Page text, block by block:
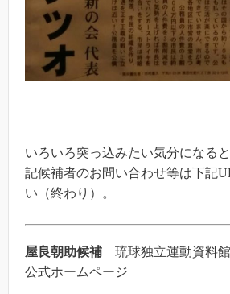
いろいろ突っ込みたい気分になる
記候補者のお問い合わせ等は下記
い（終わり）。
屋良朝助候補 琉球独立運動資料
公式ホームページ